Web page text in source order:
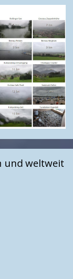
und weltweit